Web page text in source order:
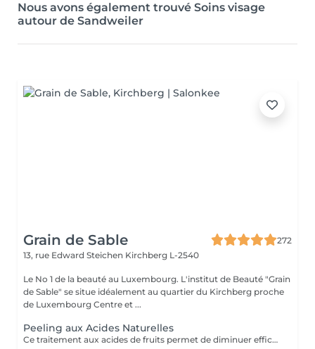
Nous avons également trouvé Soins visage
autour de Sandweiler
Grain de Sable
272
13, rue Edward Steichen Kirchberg L-2540
Le No 1 de la beauté au Luxembourg. L'institut de Beauté "Grain
de Sable" se situe idéalement au quartier du Kirchberg proche
de Luxembourg Centre et ...
Peeling aux Acides Naturelles
Ce traitement aux acides de fruits permet de diminuer efficacement et en profondeur les imperfections telle que les cicatrices, les boutons, les tâches pigmentaires, les rides et ridules ect. Il est parfaitement adapté à tous les types de peaux même les plus sensibles ! Ce traitement va permettre d'accélérer le renouvellement cellulaire, atténuer les signes de l'âge afin de retrouver une peau neuve et lisse ainsi qu'un teint éclatant. Il est composé de 5 formulations différentes d'acides de fruits à 30%.